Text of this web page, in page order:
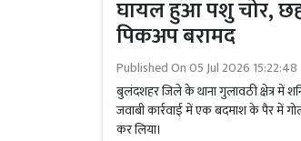
घायल हुआ पशु चोर, छह
पिकअप बरामद
Published On05 Jul 2026 15:22:48
बुलंदशहर जिले के थाना गुलावठी क्षेत्र में
जवाबी कार्रवाई में एक बदमाश के पैर में
कर लिया।